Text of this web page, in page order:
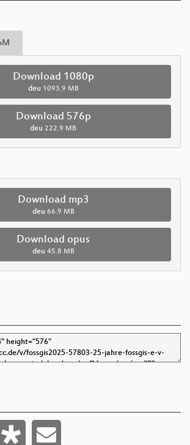
Download 1080p
deu 1093.9 MB
Download 576p
deu 222.9 MB
Download mp3
deu 66.9 MB
Download opus
deu 45.8 MB